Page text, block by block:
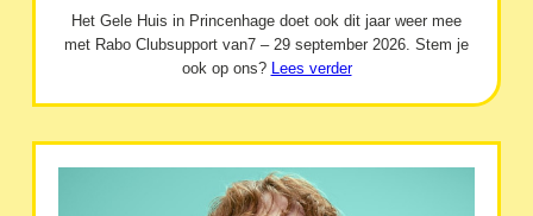
Het Gele Huis in Princenhage doet ook dit jaar weer mee
met Rabo Clubsupport van7 – 29 september 2026. Stem je
ook op ons? Lees verder